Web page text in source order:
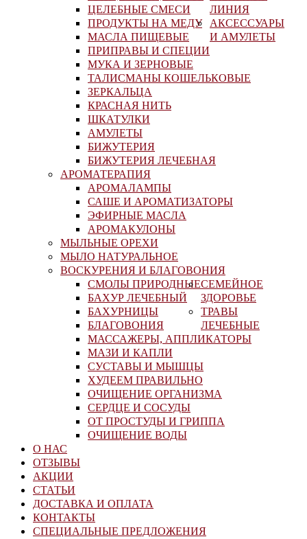
ЦЕЛЕБНЫЕ СМЕСИ
ПРОДУКТЫ НА МЕДУ
МАСЛА ПИЩЕВЫЕ
ПРИПРАВЫ И СПЕЦИИ
МУКА И ЗЕРНОВЫЕ
ЛИНИЯ
АКСЕССУАРЫ
И АМУЛЕТЫ
ТАЛИСМАНЫ КОШЕЛЬКОВЫЕ
ЗЕРКАЛЬЦА
КРАСНАЯ НИТЬ
ШКАТУЛКИ
АМУЛЕТЫ
БИЖУТЕРИЯ
БИЖУТЕРИЯ ЛЕЧЕБНАЯ
АРОМАТЕРАПИЯ
АРОМАЛАМПЫ
САШЕ И АРОМАТИЗАТОРЫ
ЭФИРНЫЕ МАСЛА
АРОМАКУЛОНЫ
МЫЛЬНЫЕ ОРЕХИ
МЫЛО НАТУРАЛЬНОЕ
ВОСКУРЕНИЯ И БЛАГОВОНИЯ
СМОЛЫ ПРИРОДНЫЕ
БАХУР ЛЕЧЕБНЫЙ
БАХУРНИЦЫ
БЛАГОВОНИЯ
СЕМЕЙНОЕ
ЗДОРОВЬЕ
МАССАЖЕРЫ, АППЛИКАТОРЫ
МАЗИ И КАПЛИ
СУСТАВЫ И МЫШЦЫ
ХУДЕЕМ ПРАВИЛЬНО
ОЧИЩЕНИЕ ОРГАНИЗМА
СЕРДЦЕ И СОСУДЫ
ОТ ПРОСТУДЫ И ГРИППА
ОЧИЩЕНИЕ ВОДЫ
ТРАВЫ
ЛЕЧЕБНЫЕ
О НАС
ОТЗЫВЫ
АКЦИИ
СТАТЬИ
ДОСТАВКА И ОПЛАТА
КОНТАКТЫ
СПЕЦИАЛЬНЫЕ ПРЕДЛОЖЕНИЯ